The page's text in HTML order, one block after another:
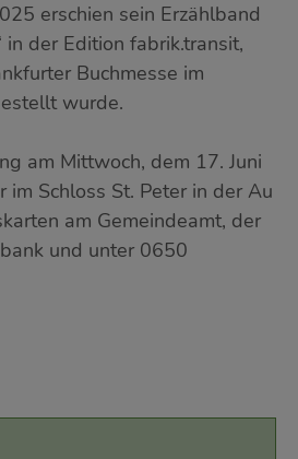
erschien sein Erzählband
in der Edition fabrik.transit,
Buchmesse im
wurde.
am Mittwoch, dem 17. Juni
Schloss St. Peter in der Au
am Gemeindeamt, der
und unter 0650